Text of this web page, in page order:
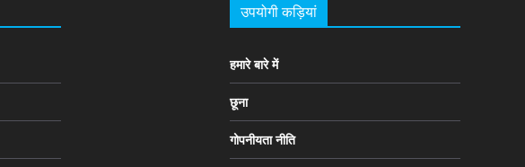
उपयोगी कड़ियां
हमारे बारे में
छूना
गोपनीयता नीति